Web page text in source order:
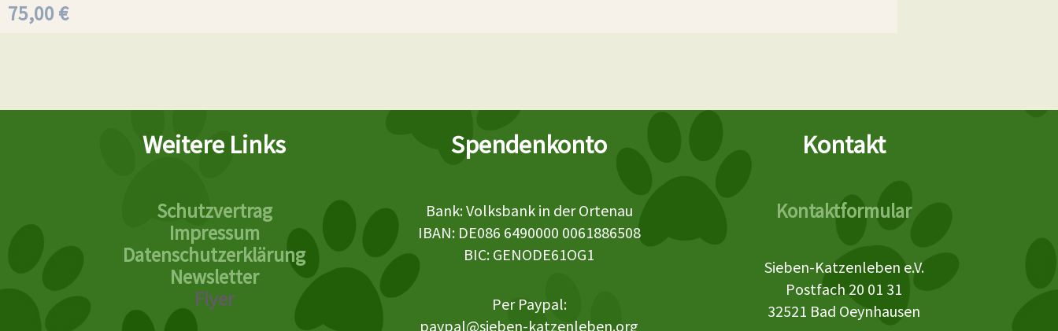
75,00 €
Weitere Links
Schutzvertrag
Impressum
Datenschutzerklärung
Newsletter
Flyer
Spendenkonto
Bank: Volksbank in der Ortenau
IBAN: DE086 6490000 0061886508
BIC: GENODE61OG1
Per Paypal:
paypal@sieben-katzenleben.org
Kontakt
Kontaktformular
Sieben-Katzenleben e.V.
Postfach 20 01 31
32521 Bad Oeynhausen